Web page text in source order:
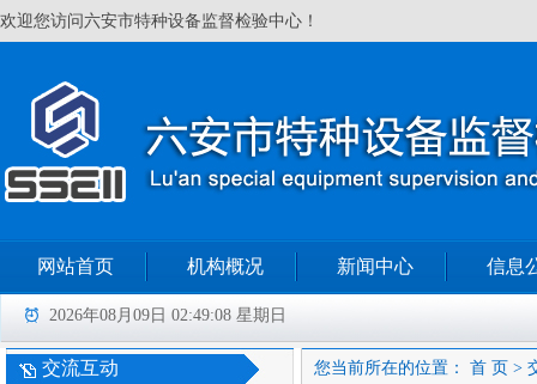
欢迎您访问六安市特种设备监督检验中心！
网站首页 机构概况 新闻中心 信息
2026年08月09日 02:49:09 星期日
交流互动 您当前所在的位置： 首 页 >